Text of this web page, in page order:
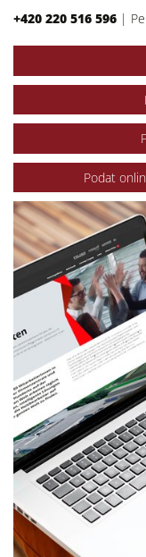
+420 220 516 596 |
Podat